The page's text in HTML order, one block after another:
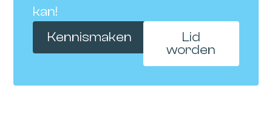
kan!
Kennismaken
Lid
worden